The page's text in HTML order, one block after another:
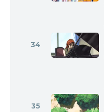
34
35